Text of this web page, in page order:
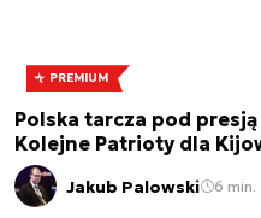
PREMIUM
Polska tarcza pod
Kolejne Patrioty dla
Jakub Palowski 6 min.